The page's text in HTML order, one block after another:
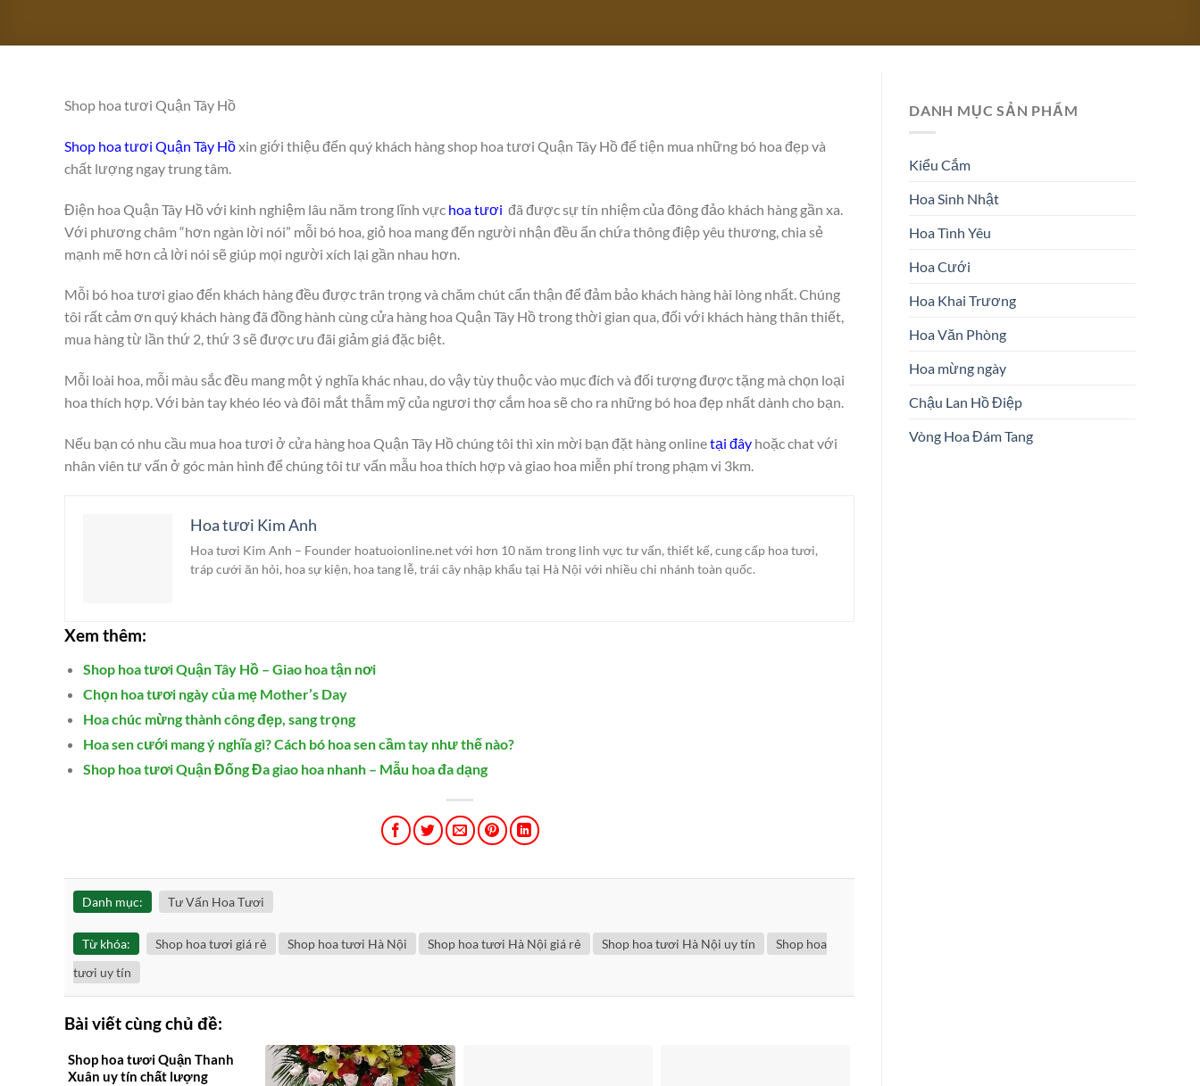
Shop hoa tươi Quận Tây Hồ
Shop hoa tươi Quận Tây Hồxin giới thiệu đến quý khách hàng shop hoa tươi Quận Tây Hồ để tiện mua những bó hoa đẹp và
chất lượng ngay trung tâm.
Điện hoa Quận Tây Hồ với kinh nghiệm lâu năm trong lĩnh vực hoa tươi đã được sự tín nhiệm của đông đảo khách hàng gần xa.
Với phương châm “hơn ngàn lời nói” mỗi bó hoa, giỏ hoa mang đến người nhận đều ẩn chứa thông điệp yêu thương, chia sẻ
mạnh mẽ hơn cả lời nói sẽ giúp mọi người xích lại gần nhau hơn.
Mỗi bó hoa tươi giao đến khách hàng đều được trân trọng và chăm chút cẩn thận để đảm bảo khách hàng hài lòng nhất. Chúng
tôi rất cảm ơn quý khách hàng đã đồng hành cùng cửa hàng hoa Quận Tây Hồ trong thời gian qua, đối với khách hàng thân thiết,
mua hàng từ lần thứ 2, thứ 3 sẽ được ưu đãi giảm giá đặc biệt.
Mỗi loài hoa, mỗi màu sắc đều mang một ý nghĩa khác nhau, do vậy tùy thuộc vào mục đích và đối tượng được tặng mà chọn loại
hoa thích hợp. Với bàn tay khéo léo và đôi mắt thẫm mỹ của ngươi thợ cắm hoa sẽ cho ra những bó hoa đẹp nhất dành cho bạn.
Nếu bạn có nhu cầu mua hoa tươi ở cửa hàng hoa Quận Tây Hồ chúng tôi thì xin mời bạn đặt hàng onlinetại đây hoặc chat với
nhân viên tư vấn ở góc màn hình để chúng tôi tư vấn mẫu hoa thích hợp và giao hoa miễn phí trong phạm vi 3km.
Hoa tươi Kim Anh
Hoa tươi Kim Anh – Founder hoatuoionline.net với hơn 10 năm trong linh vực tư vấn, thiết kế, cung cấp hoa tươi,
tráp cưới ăn hỏi, hoa sự kiện, hoa tang lễ, trái cây nhập khẩu tại Hà Nội với nhiều chi nhánh toàn quốc.
Xem thêm:
Shop hoa tươi Quận Tây Hồ – Giao hoa tận nơi
Chọn hoa tươi ngày của mẹ Mother’s Day
Hoa chúc mừng thành công đẹp, sang trọng
Hoa sen cưới mang ý nghĩa gì? Cách bó hoa sen cầm tay như thế nào?
Shop hoa tươi Quận Đống Đa giao hoa nhanh – Mẫu hoa đa dạng
Danh mục: Tư Vấn Hoa Tươi
Từ khóa: Shop hoa tươi giá rẻ Shop hoa tươi Hà Nội Shop hoa tươi Hà Nội giá rẻ Shop hoa tươi Hà Nội uy tín
Shop hoa
tươi uy tín
Bài viết cùng chủ đề:
Shop hoa tươi Quận Thanh
Xuân uy tín chất lượng
DANH MỤC SẢN PHẨM
Kiểu Cắm
Hoa Sinh Nhật
Hoa Tình Yêu
Hoa Cưới
Hoa Khai Trương
Hoa Văn Phòng
Hoa mừng ngày
Chậu Lan Hồ Điệp
Vòng Hoa Đám Tang